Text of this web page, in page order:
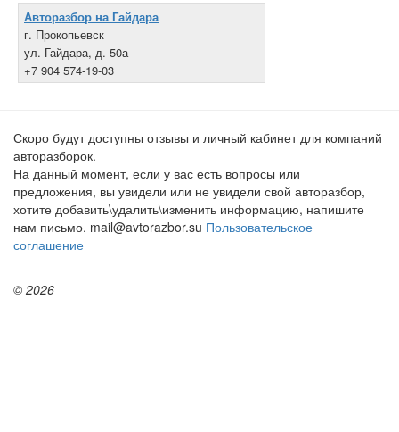
Авторазбор на Гайдара
г. Прокопьевск
ул. Гайдара, д. 50а
+7 904 574-19-03
Скоро будут доступны отзывы и личный кабинет для компаний
авторазборок.
На данный момент, если у вас есть вопросы или
предложения, вы увидели или не увидели свой авторазбор,
хотите добавить\удалить\изменить информацию, напишите
нам письмо. mail@avtorazbor.su Пользовательское
соглашение
© 2026